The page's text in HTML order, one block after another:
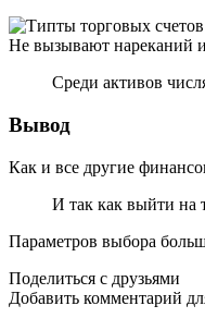
Не вызывают нареканий
Среди активов
Вывод
Как и все другие
И так как выйти на
Параметров выбора
Поделиться с друзьями
Добавить комментарий